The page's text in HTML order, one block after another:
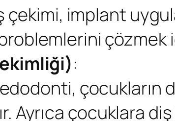
implant
çözmek
:
çocukların
çocuklara diş